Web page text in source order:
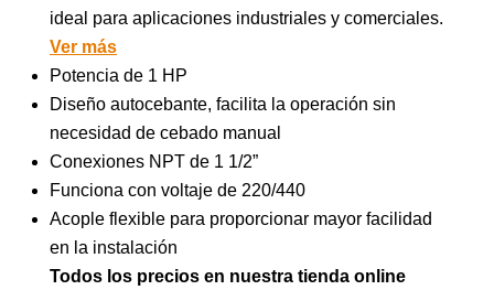
ideal para aplicaciones industriales y comerciales.
Ver más
Potencia de 1 HP
Diseño autocebante, facilita la operación sin
necesidad de cebado manual
Conexiones NPT de 1 1/2”
Funciona con voltaje de 220/440
Acople flexible para proporcionar mayor facilidad
en la instalación
Todos los precios en nuestra tienda online